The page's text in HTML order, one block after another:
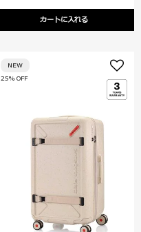
カートに入れる
25% OFF
NEW